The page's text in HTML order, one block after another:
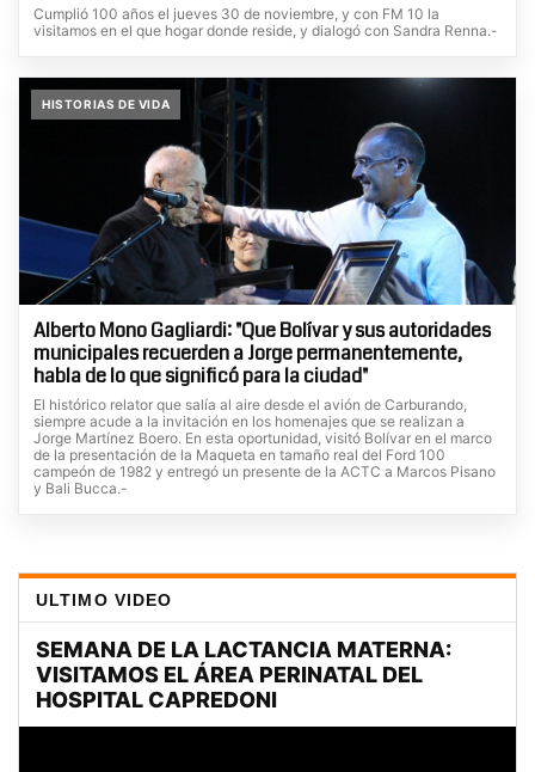
Cumplió 100 años el jueves 30 de noviembre, y con FM 10 la
visitamos en el que hogar donde reside, y dialogó con Sandra Renna.-
HISTORIAS DE VIDA
Alberto Mono Gagliardi: "Que Bolívar y sus autoridades
municipales recuerden a Jorge permanentemente,
habla de lo que significó para la ciudad"
El histórico relator que salía al aire desde el avión de Carburando,
siempre acude a la invitación en los homenajes que se realizan a
Jorge Martínez Boero. En esta oportunidad, visitó Bolívar en el marco
de la presentación de la Maqueta en tamaño real del Ford 100
campeón de 1982 y entregó un presente de la ACTC a Marcos Pisano
y Bali Bucca.-
ULTIMO VIDEO